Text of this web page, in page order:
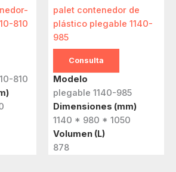
810
810
palet contenedor de
plástico plegable 1140-
985
Consulta
Modelo
plegable 1140-985
Dimensiones (mm)
1140 * 980 * 1050
Volumen (L)
878